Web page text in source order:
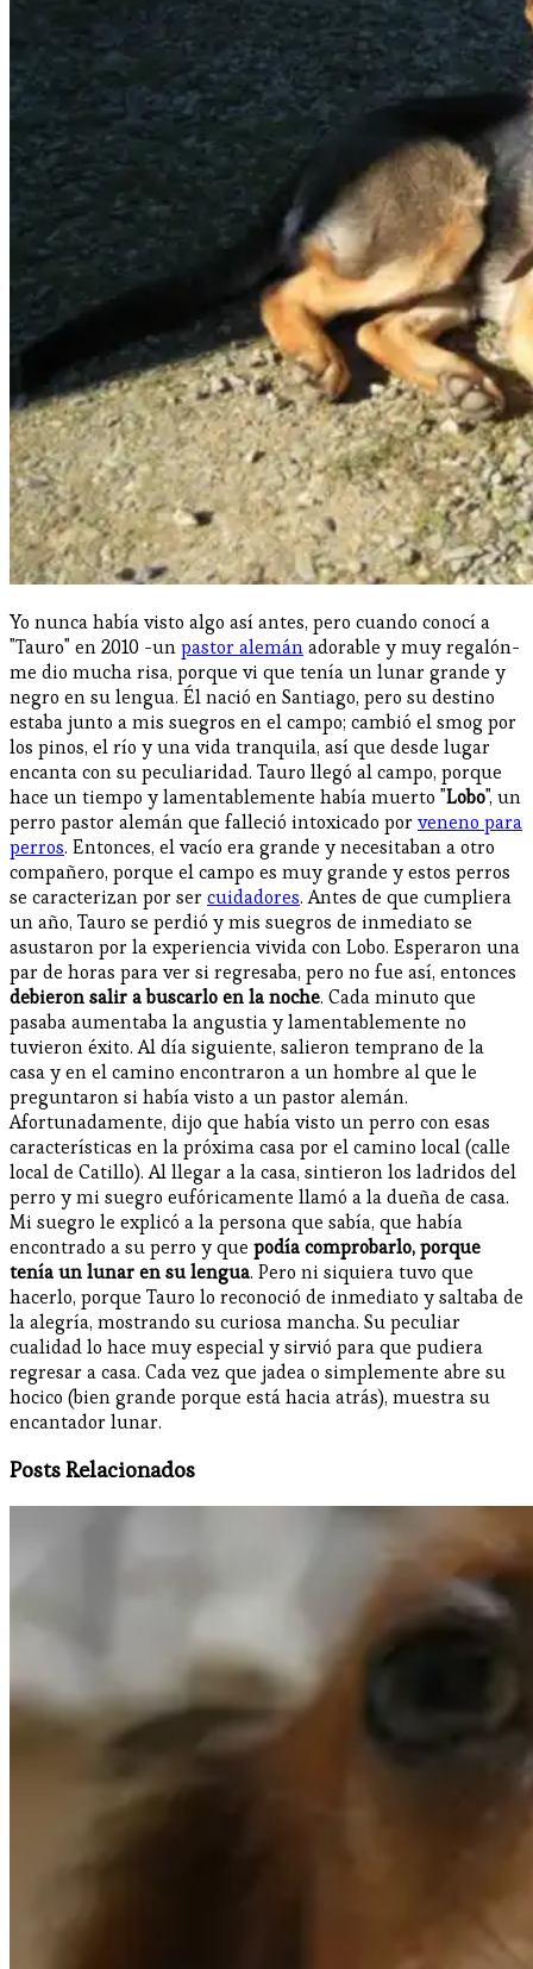
Yo nunca había visto algo así antes, pero cuando conocí a
"Tauro" en 2010 -unpastor alemánadorable y muy regalón-
me dio mucha risa, porque vi que tenía un lunar grande y
negro en su lengua. Él nació en Santiago, pero su destino
estaba junto a mis suegros en el campo; cambió el smog por
los pinos, el río y una vida tranquila, así que desde lugar
encanta con su peculiaridad. Tauro llegó al campo, porque
hace un tiempo y lamentablemente había muerto "Lobo", un
perro pastor alemán que falleció intoxicado porveneno para
perros. Entonces, el vacío era grande y necesitaban a otro
compañero, porque el campo es muy grande y estos perros
se caracterizan por sercuidadores. Antes de que cumpliera
un año, Tauro se perdió y mis suegros de inmediato se
asustaron por la experiencia vivida con Lobo. Esperaron una
par de horas para ver si regresaba, pero no fue así, entonces
debieron salir a buscarlo en la noche. Cada minuto que
pasaba aumentaba la angustia y lamentablemente no
tuvieron éxito. Al día siguiente, salieron temprano de la
casa y en el camino encontraron a un hombre al que le
preguntaron si había visto a un pastor alemán.
Afortunadamente, dijo que había visto un perro con esas
características en la próxima casa por el camino local (calle
local de Catillo). Al llegar a la casa, sintieron los ladridos del
perro y mi suegro eufóricamente llamó a la dueña de casa.
Mi suegro le explicó a la persona que sabía, que había
encontrado a su perro y que podía comprobarlo, porque
tenía un lunar en su lengua. Pero ni siquiera tuvo que
hacerlo, porque Tauro lo reconoció de inmediato y saltaba de
la alegría, mostrando su curiosa mancha. Su peculiar
cualidad lo hace muy especial y sirvió para que pudiera
regresar a casa. Cada vez que jadea o simplemente abre su
hocico (bien grande porque está hacia atrás), muestra su
encantador lunar.
Posts Relacionados